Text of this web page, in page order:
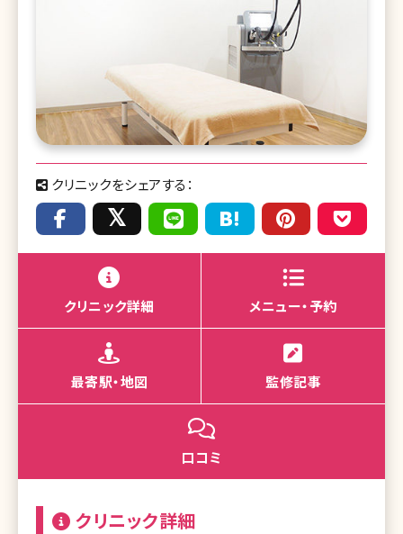
クリニックをシェアする：
クリニック詳細 メニュー・予約
最寄駅・地図 監修記事
口コミ
クリニック詳細